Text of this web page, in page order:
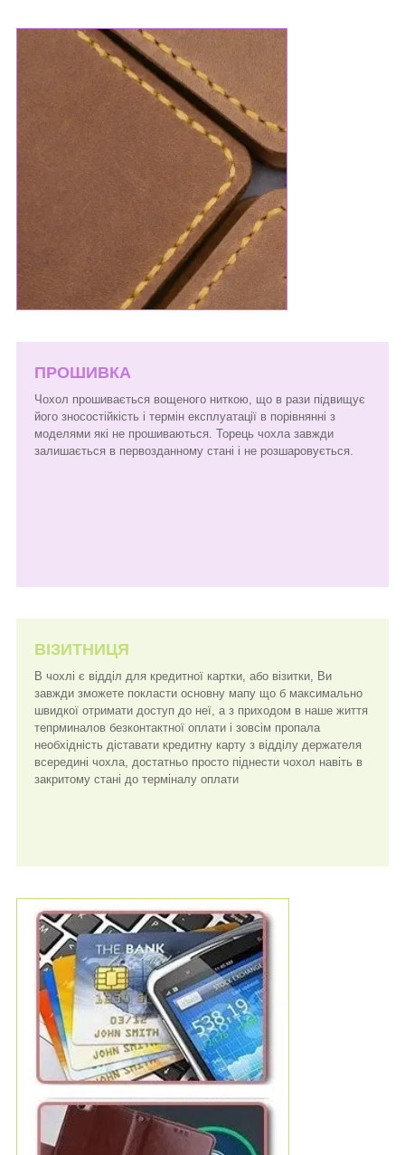
ПРОШИВКА
Чохол прошивається вощеного ниткою, що в рази підвищує
його зносостійкість і термін експлуатації в порівнянні з
моделями які не прошиваються. Торець чохла завжди
залишається в первозданному стані і не розшаровується.
ВІЗИТНИЦЯ
В чохлі є відділ для кредитної картки, або візитки, Ви
завжди зможете покласти основну мапу що б максимально
швидкої отримати доступ до неї, а з приходом в наше життя
тепрминалов безконтактної оплати і зовсім пропала
необхідність діставати кредитну карту з відділу держателя
всередині чохла, достатньо просто піднести чохол навіть в
закритому стані до терміналу оплати